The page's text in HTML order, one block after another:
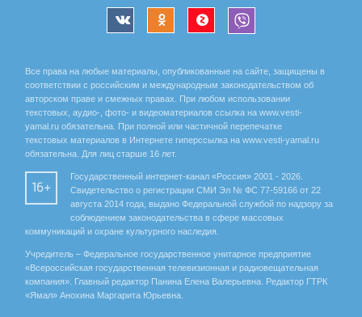
Все права на любые материалы, опубликованные на сайте, защищены в
соответствии с российским и международным законодательством об
авторском праве и смежных правах. При любом использовании
текстовых, аудио-, фото- и видеоматериалов ссылка на www.vesti-
yamal.ru обязательна. При полной или частичной перепечатке
текстовых материалов в Интернете гиперссылка на www.vesti-yamal.ru
обязательна. Для лиц старше 16 лет.
16+
Государственный интернет-канал «Россия» 2001 - 2026.
Свидетельство о регистрации СМИ Эл № ФС 77-59166 от 22
августа 2014 года, выдано Федеральной службой по надзору за
соблюдением законодательства в сфере массовых
коммуникаций и охране культурного наследия.
Учредитель – Федеральное государственное унитарное предприятие
«Всероссийская государственная телевизионная и радиовещательная
компания». Главный редактор Панина Елена Валерьевна. Редактор ГТРК
«Ямал» Анохина Маргарита Юрьевна.